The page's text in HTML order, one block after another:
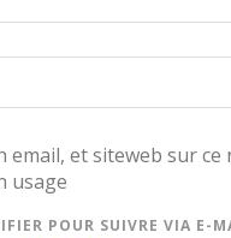
email, et siteweb sur
usage
POUR SUIVRE VIA E-